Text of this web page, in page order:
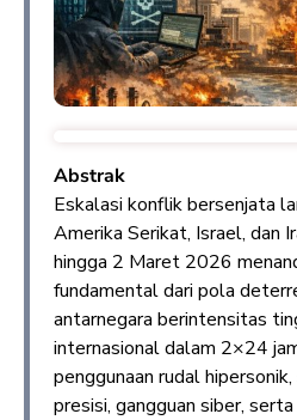
Abstrak
Eskalasi konflik bersenjata
Amerika Serikat, Israel, dan
hingga 2 Maret 2026
fundamental dari pola
antarnegara berintensitas
internasional dalam 2×24
penggunaan rudal
presisi, gangguan siber,